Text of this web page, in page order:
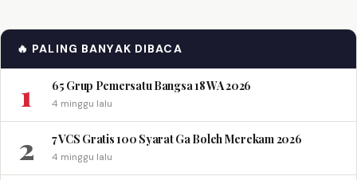
🔥 PALING BANYAK DIBACA
1 65 Grup Pemersatu Bangsa 18 WA 2026
4 minggu lalu
2 7 VCS Gratis 100 Syarat Ga Boleh Merekam 2026
4 minggu lalu